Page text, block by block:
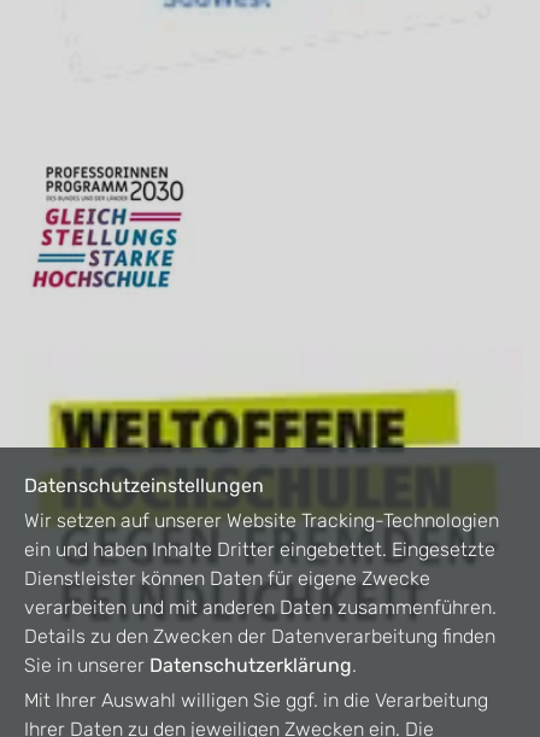
Datenschutzeinstellungen
Wir setzen auf unserer Website Tracking-Technologien
ein und haben Inhalte Dritter eingebettet. Eingesetzte
Dienstleister können Daten für eigene Zwecke
verarbeiten und mit anderen Daten zusammenführen.
Details zu den Zwecken der Datenverarbeitung finden
Sie in unserer Datenschutzerklärung.
Mit Ihrer Auswahl willigen Sie ggf. in die Verarbeitung
Ihrer Daten zu den jeweiligen Zwecken ein. Die